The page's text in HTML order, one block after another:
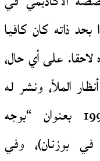
ذاته كان كافيا
لاحقا. على أي حال،
الملأ، ونشر له
أول مجموعة شعرية سنة 1997 بعنوان “بوجه
في بوزنان)، وفي